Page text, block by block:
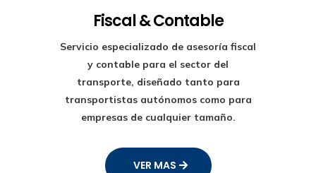
Fiscal & Contable
Servicio especializado de asesoría fiscal
y contable para el sector del
transporte, diseñado tanto para
transportistas autónomos como para
empresas de cualquier tamaño.
VER MAS